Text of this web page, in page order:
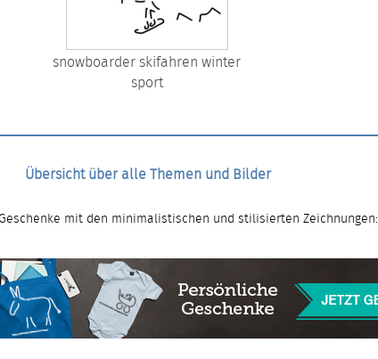
snowboarder skifahren winter
sport
Übersicht über alle Themen und Bilder
mit den minimalistischen und stilisierten Zeichnungen: